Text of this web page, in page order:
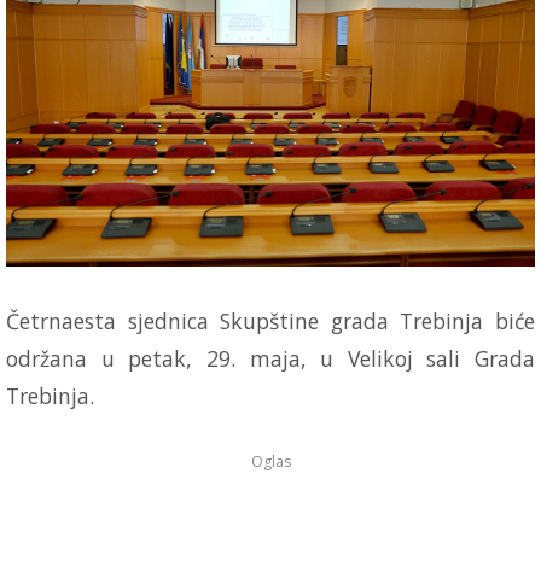
Četrnaesta sjednica Skupštine grada Trebinja biće
održana u petak, 29. maja, u Velikoj sali Grada
Trebinja.
Oglas